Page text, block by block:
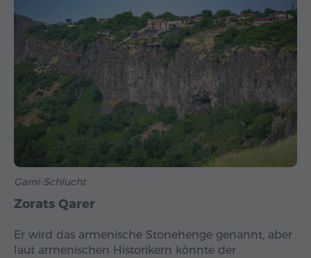
Garni-Schlucht
Zorats Qarer
Er wird das armenische Stonehenge genannt, aber
laut armenischen Historikern könnte der